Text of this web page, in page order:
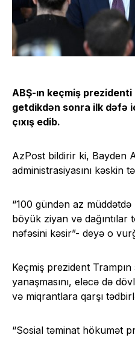
ABŞ-ın keçmiş
getdikdən sonra ilk dəfə
çıxış edib.
AzPost bildirir ki, Bayden
administrasiyasını kəskin
“100 gündən az
böyük ziyan və dağıntılar
nəfəsini kəsir”- deyə o
Keçmiş prezident
yanaşmasını, eləcə də
və miqrantlara qarşı
“Sosial təminat hökumət